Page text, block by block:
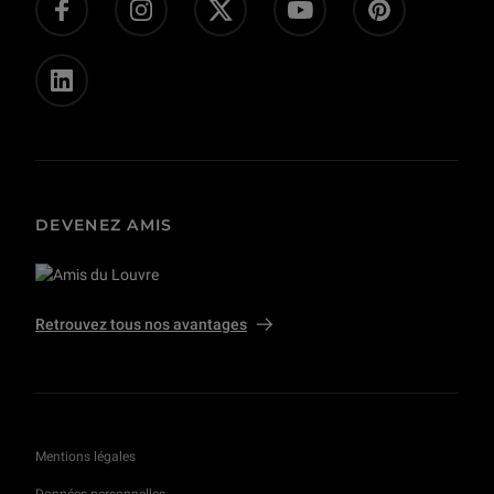
Privatisations et tournages
DEVENEZ AMIS
Retrouvez tous nos avantages
Mentions légales